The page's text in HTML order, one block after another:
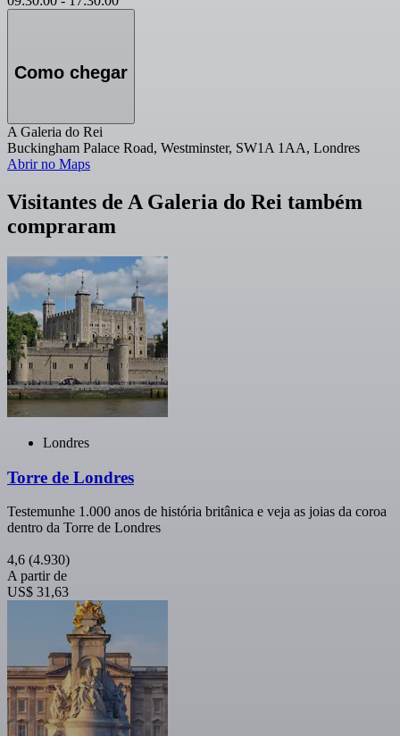
Como chegar
A Galeria do Rei
Buckingham Palace Road, Westminster, SW1A 1AA, Londres
Abrir no Maps
Visitantes de A Galeria do Rei também
compraram
Londres
Torre de Londres
Testemunhe 1.000 anos de história britânica e veja as joias da coroa
dentro da Torre de Londres
4,6 (4.930)
A partir de
US$ 31,63